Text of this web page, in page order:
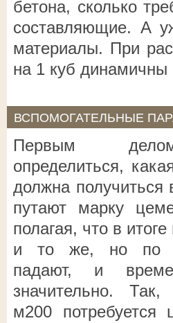
бетона, сколько
составляющие. А
материалы. При
на 1 куб динамичны
ВСПОМОГАТЕЛЬНЫЕ
Первым
определиться,
должна получиться
путают марку
полагая, что в
и то же, но по
падают, и
значительно.
м200 потребуется